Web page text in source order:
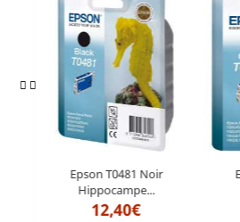
Epson T0481 Noir
Hippocampe...
12,40€